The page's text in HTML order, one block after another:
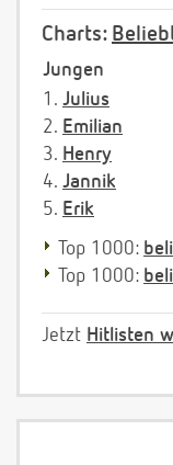
Charts:
Jungen
1. Julius
2. Emilian
3. Henry
4. Jannik
5. Erik
Top 1000:
Top 1000:
Jetzt Hitlisten